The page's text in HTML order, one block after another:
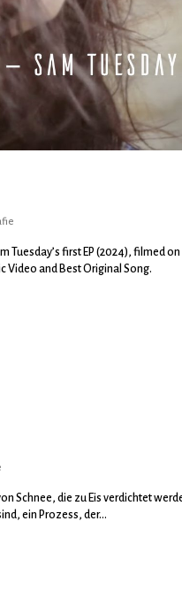
Tuesday’s first EP (2024), filmed
and Best Original Song.
Schnee, die zu Eis verdichtet
ein Prozess, der…